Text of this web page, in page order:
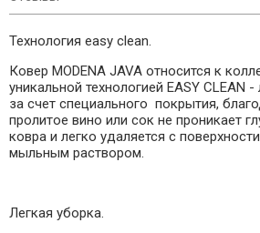
Технология easy clean.
Ковер MODENA JAVA относится к
уникальной технологией EASY CLEAN
за счет специального покрытия,
пролитое вино или сок не проникает
ковра и легко удаляется с
мыльным раствором.
Легкая уборка.